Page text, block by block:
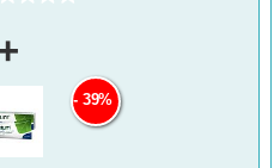
39%